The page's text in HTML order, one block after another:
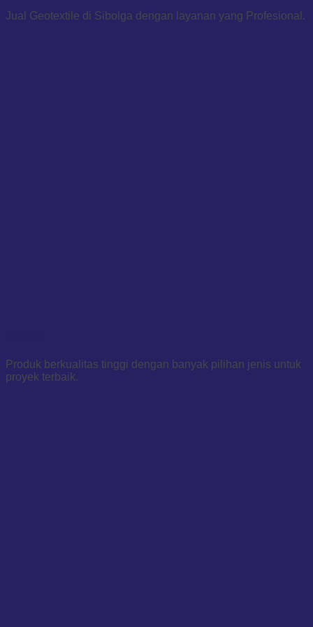
Jual Geotextile di Sibolga dengan layanan yang Profesional.
Produk berkualitas tinggi dengan banyak pilihan jenis untuk
proyek terbaik.